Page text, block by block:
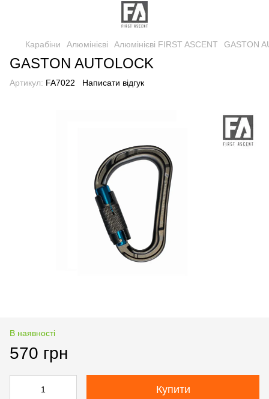
Карабіни Алюмінієві Алюмінієві FIRST ASCENT GASTON
GASTON AUTOLOCK
Артикул: FA7022 Написати відгук
В наявності
570 грн
Купити